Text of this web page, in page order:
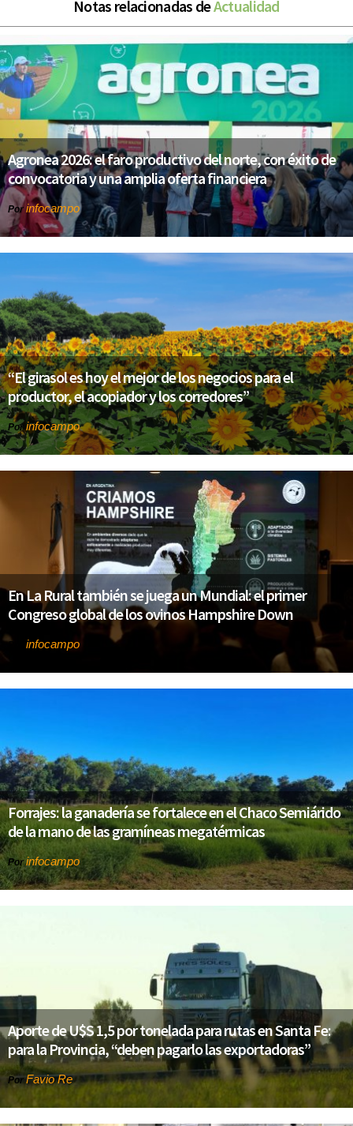
Notas relacionadas deActualidad
Agronea 2026: el faro productivo del norte, con éxito de
convocatoria y una amplia oferta financiera
Por infocampo
“El girasol es hoy el mejor de los negocios para el
productor, el acopiador y los corredores”
Por infocampo
En La Rural también se juega un Mundial: el primer
Congreso global de los ovinos Hampshire Down
Por infocampo
Forrajes: la ganadería se fortalece en el Chaco Semiárido
de la mano de las gramíneas megatérmicas
Porinfocampo
Aporte de U$S 1,5 por tonelada para rutas en Santa Fe:
para la Provincia, “deben pagarlo las exportadoras”
Por Favio Re